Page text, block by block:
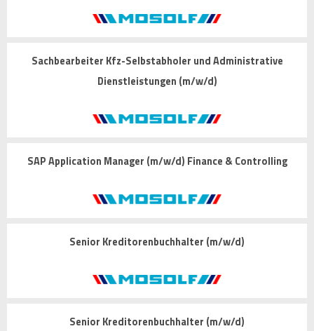
Sachbearbeiter Kfz-Selbstabholer und Administrative
Dienstleistungen (m/w/d)
SAP Application Manager (m/w/d) Finance & Controlling
Senior Kreditorenbuchhalter (m/w/d)
Senior Kreditorenbuchhalter (m/w/d)